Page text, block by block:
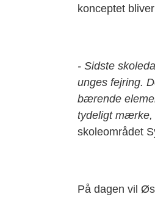
konceptet
- Sidste
unges fejring.
bærende
tydeligt mærke,
skoleområdet
På dagen vil